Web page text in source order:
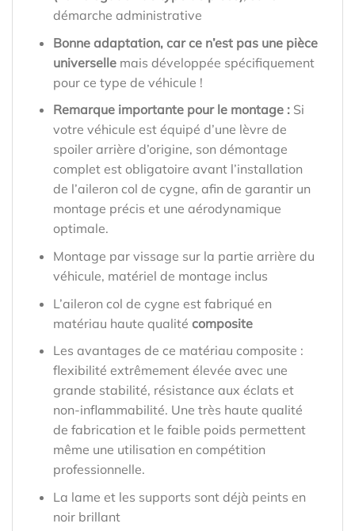
démarche administrative
Bonne adaptation, car ce n’est pas une pièce
universellemais développée spécifiquement
pour ce type de véhicule !
Remarque importante pour le montage : Si
votre véhicule est équipé d’une lèvre de
spoiler arrière d’origine, son démontage
complet est obligatoire avant l’installation
de l’aileron col de cygne, afin de garantir un
montage précis et une aérodynamique
optimale.
Montage par vissage sur la partie arrière du
véhicule, matériel de montage inclus
L’aileron col de cygne est fabriqué en
matériau haute qualité composite
Les avantages de ce matériau composite :
flexibilité extrêmement élevée avec une
grande stabilité, résistance aux éclats et
non-inflammabilité. Une très haute qualité
de fabrication et le faible poids permettent
même une utilisation en compétition
professionnelle.
La lame et les supports sont déjà peints en
noir brillant